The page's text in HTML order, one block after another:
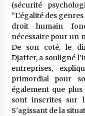
(sécurité
“L’égalité des
droit humain
nécessaire pour un
De son coté, le
Djaffer, a souligné
entreprises,
primordial pour
également que
sont inscrites sur
S’agissant de la